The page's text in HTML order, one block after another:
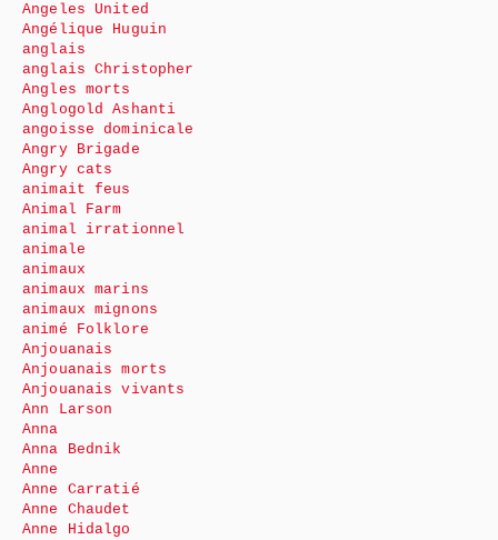
Angeles United
Angélique Huguin
anglais
anglais Christopher
Angles morts
Anglogold Ashanti
angoisse dominicale
Angry Brigade
Angry cats
animait feus
Animal Farm
animal irrationnel
animale
animaux
animaux marins
animaux mignons
animé Folklore
Anjouanais
Anjouanais morts
Anjouanais vivants
Ann Larson
Anna
Anna Bednik
Anne
Anne Carratié
Anne Chaudet
Anne Hidalgo